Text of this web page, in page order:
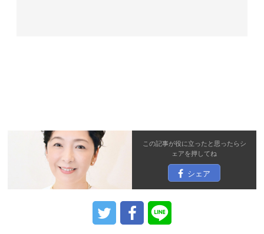
この記事が役に立ったと思ったら シ
ェアを押してね
シェア